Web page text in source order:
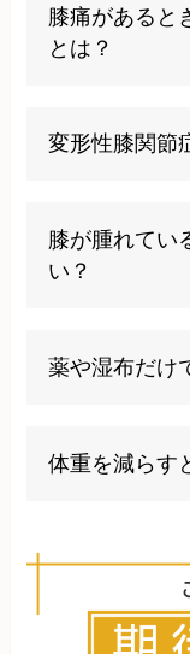
早めの対策が大
膝痛があると
とは？
ことは避けて
変形性膝関節
行性の病気で
般を指します。
膝が腫れてい
い？
は早めに医療機
薬や湿布だけ
根本的な改善
て、整体などの
体重を減らす
の改善につなが
同時に体の歪
どの対策も必要